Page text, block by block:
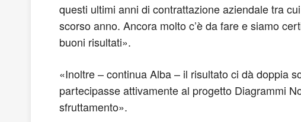
questi ultimi anni di contrattazione aziendale tra
scorso anno. Ancora molto c’è da fare e siamo
buoni risultati».
«Inoltre – continua Alba – il risultato ci dà doppia
partecipasse attivamente al progetto Diagrammi
sfruttamento».